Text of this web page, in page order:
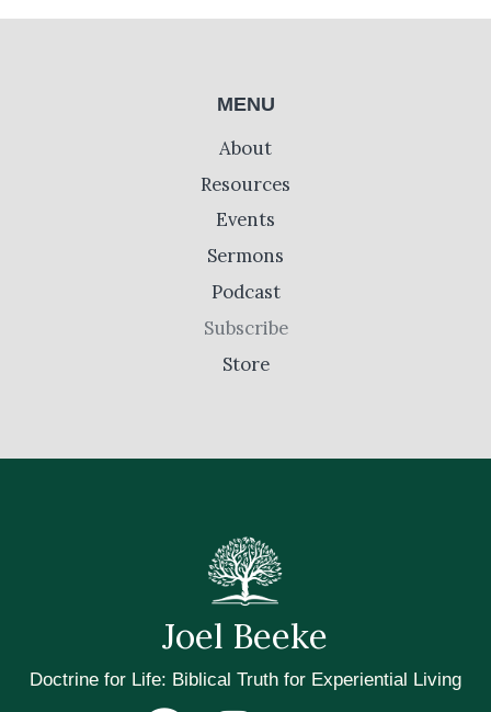
MENU
About
Resources
Events
Sermons
Podcast
Subscribe
Store
Joel Beeke
Doctrine for Life: Biblical Truth for Experiential Living